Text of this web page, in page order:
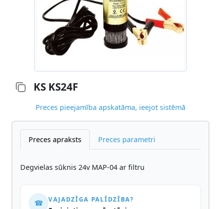
KS KS24F
Preces pieejamība apskatāma, ieejot sistēmā
Preces apraksts Preces parametri
Degvielas sūknis 24v MAP-04 ar filtru
☎ VAJADZĪGA PALĪDZĪBA?